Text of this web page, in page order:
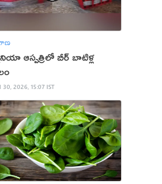
ఆస్పత్రిలో బీర్ బాటిళ్ల
30, 2026, 15:07 IST